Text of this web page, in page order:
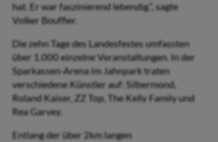
hat. Er war faszinierend lebendig.“, sagte
Volker Bouffier.
Die zehn Tage des Landesfestes umfassten
über 1.000 einzelne Veranstaltungen. In der
Sparkassen-Arena im Jahnpark traten
verschiedene Künstler auf: Silbermond,
Roland Kaiser, ZZ Top, The Kelly Family und
Rea Garvey.
Entlang der über 2km langen